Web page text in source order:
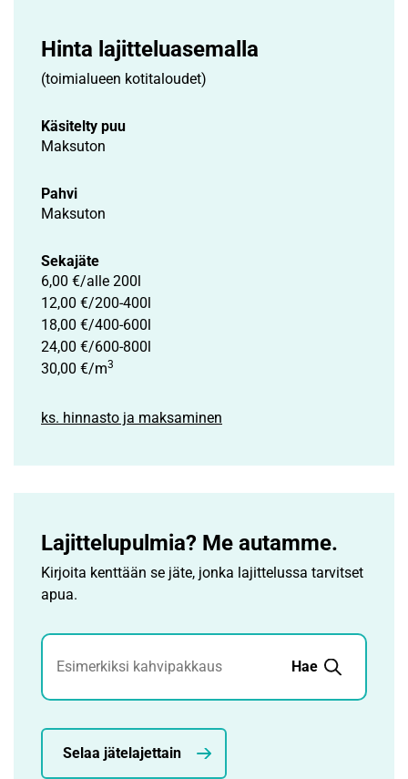
Hinta lajittelu­asemalla
(toimialueen kotitaloudet)
Käsitelty puu
Maksuton
Pahvi
Maksuton
Sekajäte
6,00 €/alle 200l
12,00 €/200-400l
18,00 €/400-600l
24,00 €/600-800l
30,00 €/m3
ks. hinnasto ja maksaminen
Lajittelupulmia? Me autamme.
Kirjoita kenttään se jäte, jonka lajittelussa tarvitset
apua.
Jätehaku
Hae
Selaa jätelajettain